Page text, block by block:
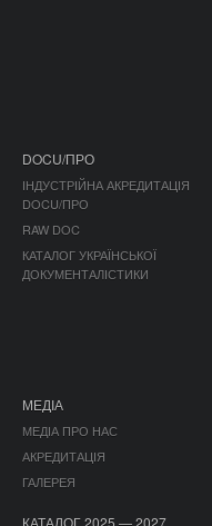
DOCU/ПРО
ІНДУСТРІЙНА АКРЕДИТАЦІЯ
DOCU/ПРО
RAW DOC
КАТАЛОГ УКРАЇНСЬКОЇ
ДОКУМЕНТАЛІСТИКИ
МЕДІА
МЕДІА ПРО НАС
АКРЕДИТАЦІЯ
ГАЛЕРЕЯ
КАТАЛОГ 2025 — 2027